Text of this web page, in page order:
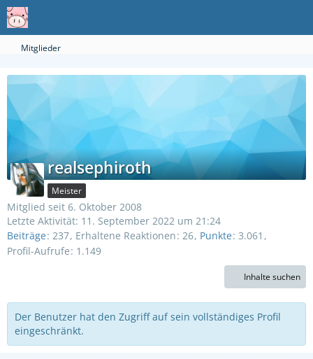
Mitglieder
realsephiroth
Meister
Mitglied seit 6. Oktober 2008
Letzte Aktivität: 11. September 2022 um 21:24
Beiträge 237 Erhaltene Reaktionen 26 Punkte 3.061
Profil-Aufrufe 1.149
Inhalte suchen
Der Benutzer hat den Zugriff auf sein vollständiges Profil
eingeschränkt.